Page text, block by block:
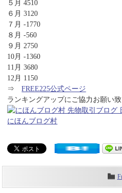
５月 4510
６月 3120
７月 -1770
８月 -560
９月 2750
10月 -1360
11月 3680
12月 1150
⇒FREE225公式ページ
ランキングアップにご協力お願い
にほんブログ村